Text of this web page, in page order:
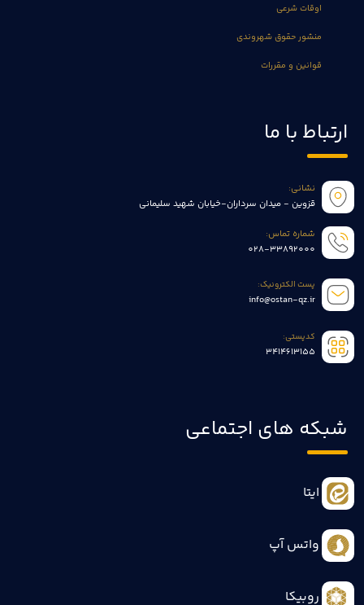
اوقات شرعی
منشور حقوق شهروندی
قوانین و مقررات
ارتباط با ما
نشانی:
قزوین - میدان سرداران-خیابان شهید سلیمانی
شماره تماس:
028-33892000
پست الکترونیک:
info@ostan-qz.ir
کدپستی:
3414613155
شبکه های اجتماعی
ایتا
واتس آپ
روبیکا